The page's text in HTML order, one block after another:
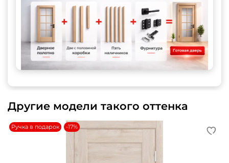
Другие модели такого оттенка
Ручка в подарок -17%